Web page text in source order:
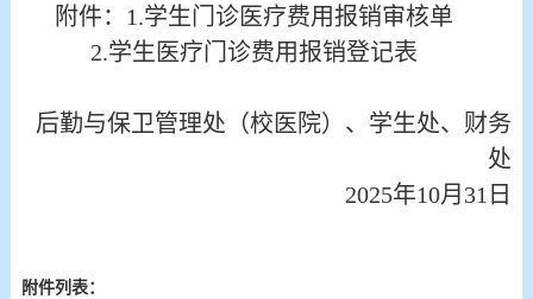
附件：1.学生门诊医疗费用报销审核单
2.学生医疗门诊费用报销登记表
后勤与保卫管理处（校医院）、学生处、财务
处
2025年10月31日
附件列表：